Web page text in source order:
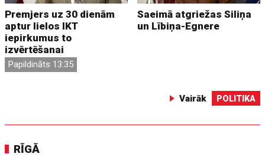
Premjers uz 30 dienām
aptur lielos IKT
iepirkumus to
izvērtēšanai
Papildināts 13:35
Saeimā atgriežas Siliņa
un Lībiņa-Egnere
Vairāk POLITIKA
RĪGĀ